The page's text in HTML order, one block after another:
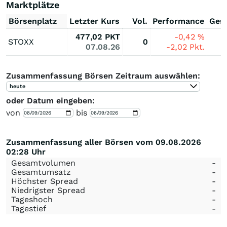
Marktplätze
Börsenplatz Letzter Kurs Vol. Performance
STOXX
477,02 PKT
07.08.26
0
-0,42%
-2,02 Pkt.
Zusammenfassung Börsen Zeitraum auswählen:
heute
oder Datum eingeben:
von
bis
Zusammenfassung aller Börsen vom 09.08.2026
02:28 Uhr
Gesamtvolumen
-
Gesamtumsatz
-
Höchster Spread
-
Niedrigster Spread
-
Tageshoch
-
Tagestief
-